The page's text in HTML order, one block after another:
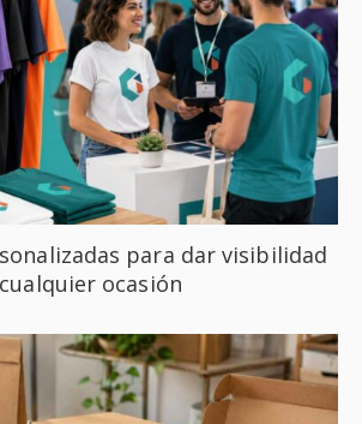
para dar visibilidad
ocasión